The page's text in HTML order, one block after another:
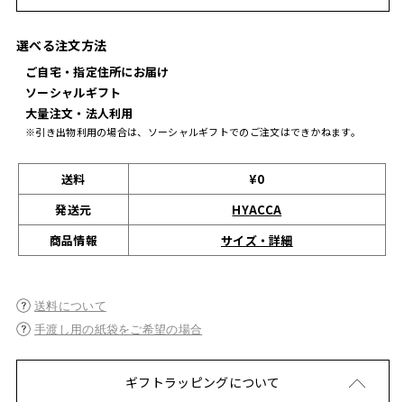
選べる注文方法
ご自宅・指定住所にお届け
ソーシャルギフト
大量注文・法人利用
※引き出物利用の場合は、ソーシャルギフトでのご注文はできかねます。
送料
¥0
発送元
HYACCA
商品情報
サイズ・詳細
送料について
手渡し用の紙袋をご希望の場合
ギフトラッピングについて